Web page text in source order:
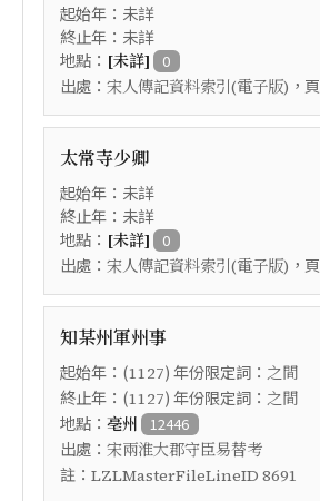
起始年：未詳
終止年：未詳
地點： [未詳] 0
出處： 宋人傳記資料索引(電子版) ，頁
太常寺少卿
起始年：未詳
終止年：未詳
地點： [未詳] 0
出處： 宋人傳記資料索引(電子版) ，頁
知某州軍州事
起始年：(1127) 年份限定詞： 之間
終止年：(1127) 年份限定詞： 之間
地點： 亳州 12446
出處： 宋兩淮大郡守臣易替考
註： LZLMasterFileLineID 8691